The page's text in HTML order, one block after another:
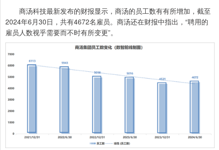
商汤科技最新发布的财报显示，商汤的员工数有有所增加，截至
2024年6月30日，共有4672名雇员。商汤还在财报中指出，“聘用的
雇员人数视乎需要而不时有所变更”。